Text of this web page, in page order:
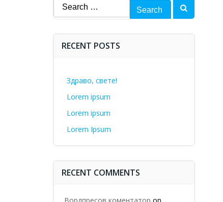
Search
for:
RECENT POSTS
Здраво, свете!
Lorem ipsum
Lorem ipsum
Lorem Ipsum
RECENT COMMENTS